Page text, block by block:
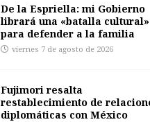
De la Espriella: mi Gobierno
librará una «batalla cultural»
para defender a la familia
viernes 7 de agosto de 2026
Fujimori resalta
restablecimiento de
diplomáticas con México